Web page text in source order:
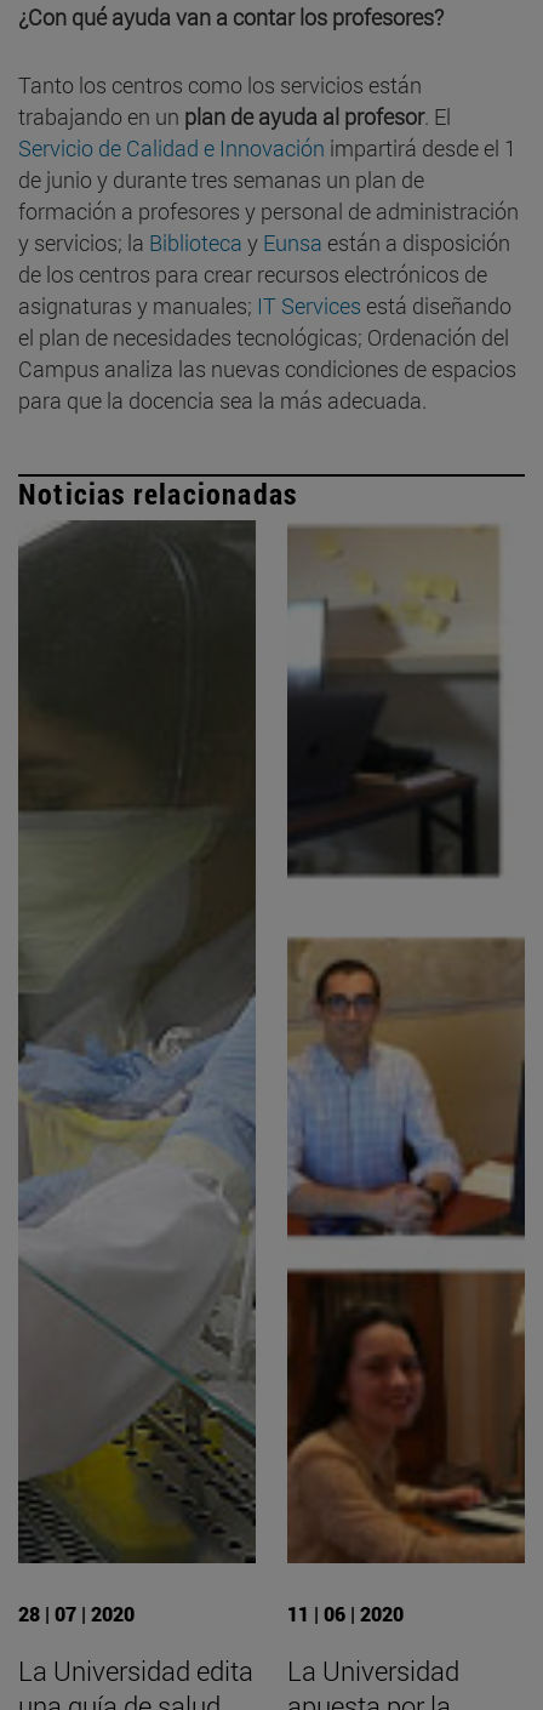
¿Con qué ayuda van a contar los profesores?
Tanto los centros como los servicios están
trabajando en un plan de ayuda al profesor. El
Servicio de Calidad e Innovación impartirá desde el 1
de junio y durante tres semanas un plan de
formación a profesores y personal de administración
y servicios; la Biblioteca y Eunsa están a disposición
de los centros para crear recursos electrónicos de
asignaturas y manuales; IT Services está diseñando
el plan de necesidades tecnológicas; Ordenación del
Campus analiza las nuevas condiciones de espacios
para que la docencia sea la más adecuada.
Noticias relacionadas
28 | 07 | 2020
La Universidad edita
11 | 06 | 2020
La Universidad